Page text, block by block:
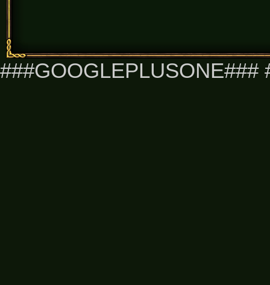
###GOOGLEPLUSONE###